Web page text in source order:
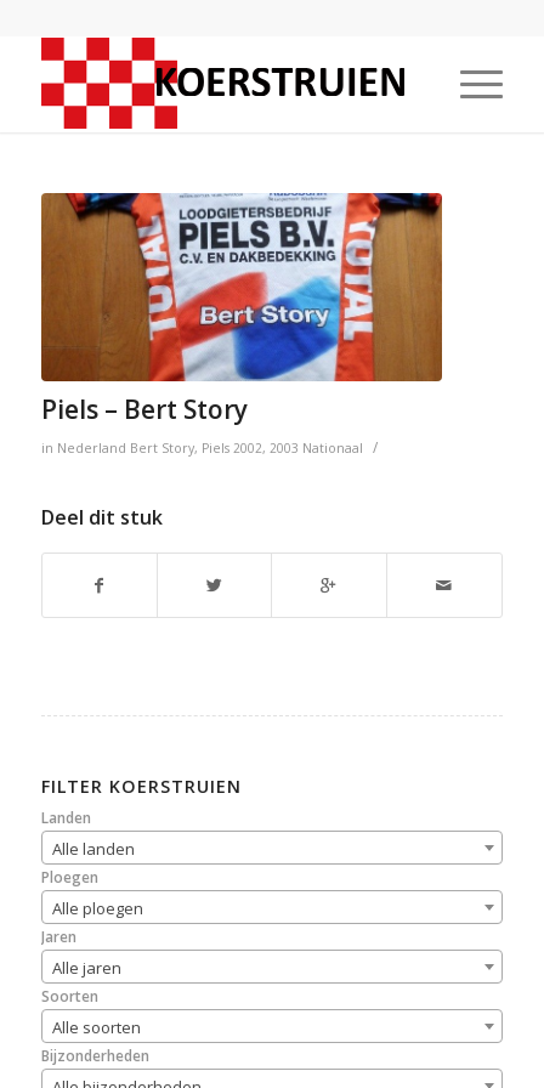
Piels – Bert Story
in Nederland Bert Story, Piels 2002, 2003 Nationaal /
Deel dit stuk
FILTER KOERSTRUIEN
Landen
Alle landen
Ploegen
Alle ploegen
Jaren
Alle jaren
Soorten
Alle soorten
Bijzonderheden